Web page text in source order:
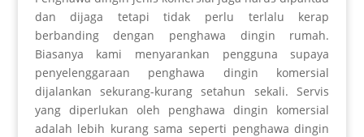
dan dijaga tetapi tidak perlu terlalu kerap
berbanding dengan penghawa dingin rumah.
Biasanya kami menyarankan pengguna supaya
penyelenggaraan penghawa dingin komersial
dijalankan sekurang-kurang setahun sekali. Servis
yang diperlukan oleh penghawa dingin komersial
adalah lebih kurang sama seperti penghawa dingin